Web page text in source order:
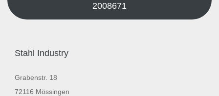
2008671
Stahl Industry
Grabenstr. 18
72116 Mössingen